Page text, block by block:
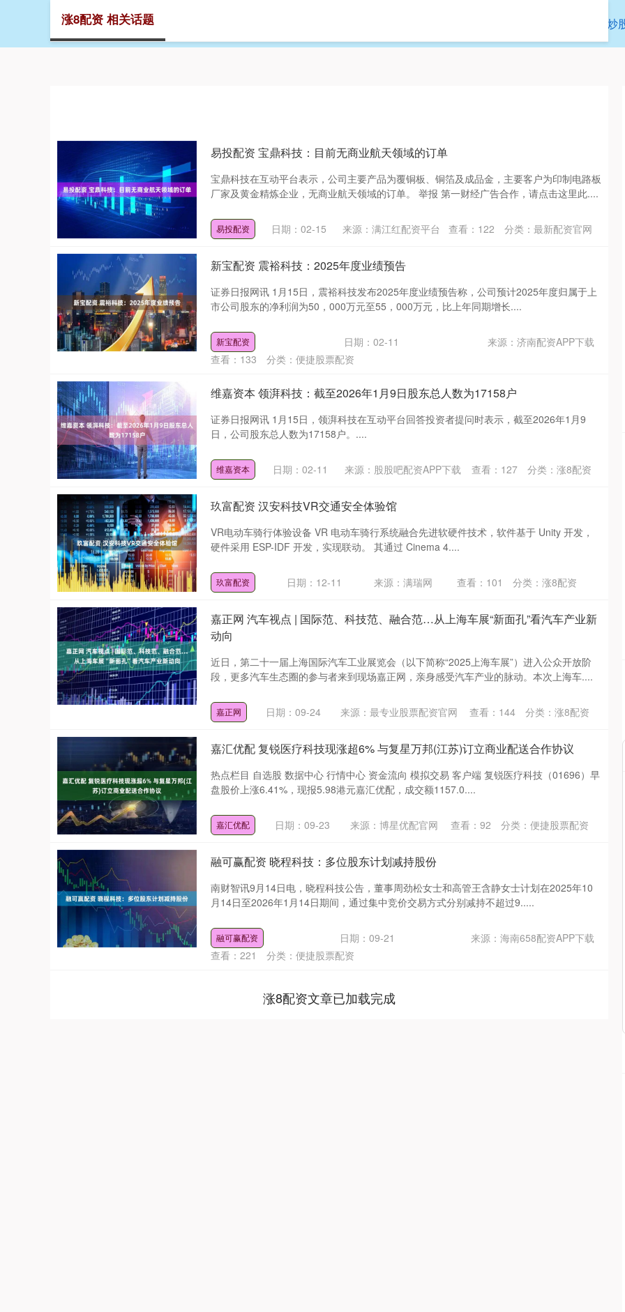
炒
涨8配资 相关话题
易投配资 宝鼎科技：目前无商业航天领域的订单
宝鼎科技在互动平台表示，公司主要产品为覆铜板、铜箔及成品金，主要客户为印制电路板
厂家及黄金精炼企业，无商业航天领域的订单。 举报 第一财经广告合作，请点击这里此....
易投配资 日期：02-15 来源：满江红配资平台 查看： 122 分类：最新配资官网
新宝配资 震裕科技：2025年度业绩预告
证券日报网讯 1月15日，震裕科技发布2025年度业绩预告称，公司预计2025年度归属于上
市公司股东的净利润为50，000万元至55，000万元，比上年同期增长....
新宝配资 日期：02-11
来源：济南配资APP下载
查看： 133 分类： 便捷股票配资
维嘉资本 领湃科技：截至2026年1月9日股东总人数为17158户
证券日报网讯 1月15日，领湃科技在互动平台回答投资者提问时表示，截至2026年1月9
日，公司股东总人数为17158户。....
维嘉资本 日期：02-11 来源：股股吧配资APP下载 查看： 127 分类： 涨8配资
玖富配资 汉安科技VR交通安全体验馆
VR电动车骑行体验设备 VR 电动车骑行系统融合先进软硬件技术，软件基于 Unity 开发，
硬件采用 ESP-IDF 开发，实现联动。 其通过 Cinema 4....
玖富配资 日期：12-11 来源：满瑞网 查看： 101 分类： 涨8配资
嘉正网 汽车视点 | 国际范、科技范、融合范…从上海车展“新面孔”看汽车产业新
动向
近日，第二十一届上海国际汽车工业展览会（以下简称“2025上海车展”）进入公众开放阶
段，更多汽车生态圈的参与者来到现场嘉正网，亲身感受汽车产业的脉动。本次上海车....
嘉正网 日期：09-24 来源：最专业股票配资官网 查看： 144 分类： 涨8配资
嘉汇优配 复锐医疗科技现涨超6% 与复星万邦(江苏)订立商业配送合作协议
热点栏目 自选股 数据中心 行情中心 资金流向 模拟交易 客户端 复锐医疗科技（01696）早
盘股价上涨6.41%，现报5.98港元嘉汇优配，成交额1157.0....
嘉汇优配 日期：09-23 来源：博星优配官网 查看： 92 分类： 便捷股票配资
融可赢配资 晓程科技：多位股东计划减持股份
南财智讯9月14日电，晓程科技公告，董事周劲松女士和高管王含静女士计划在2025年10
月14日至2026年1月14日期间，通过集中竞价交易方式分别减持不超过9.....
融可赢配资 日期：09-21
来源：海南658配资APP下载
查看： 221 分类： 便捷股票配资
涨8配资文章已加载完成
1.02% 深证成指 14311.01 200.89 1.42% 沪深300 4694.44 43.13 0.93%